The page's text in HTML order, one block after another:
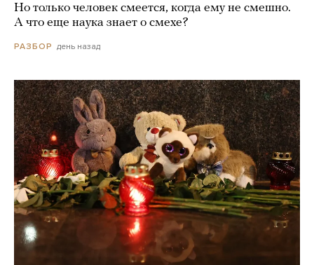
Но только человек смеется, когда ему не смешно.
А что еще наука знает о смехе?
РАЗБОР день назад